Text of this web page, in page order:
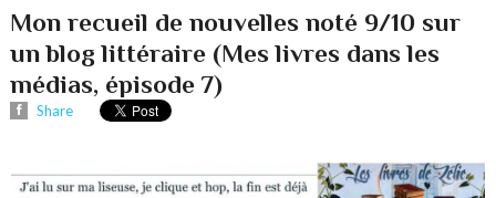
Mon recueil de nouvelles noté 9/10 sur
un blog littéraire (Mes livres dans les
médias, épisode 7)
Share